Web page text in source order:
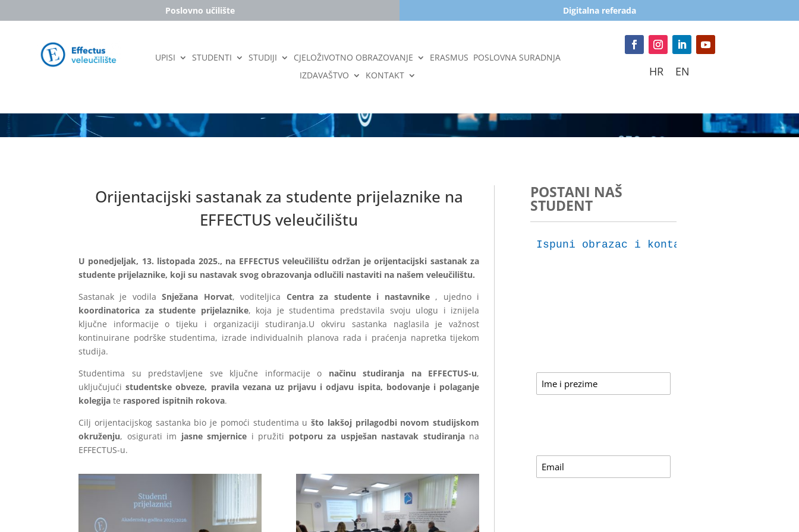
Poslovno učilište Digitalna referada
UPISI STUDENTI STUDIJI CJELOŽIVOTNO OBRAZOVANJE ERASMUS POSLOVNA SURADNJA
IZDAVAŠTVO
KONTAKT HR EN
Orijentacijski sastanak za studente prijelaznike na
EFFECTUS veleučilištu
U ponedjeljak, 13. listopada 2025., na EFFECTUS veleučilištu održan je orijentacijski sastanak za
studente prijelaznike, koji su nastavak svog obrazovanja odlučili nastaviti na našem veleučilištu.
Sastanak je vodilaSnježana Horvat, voditeljica Centra za studente i nastavnike, ujedno i
koordinatorica za studente prijelaznike, koja je studentima predstavila svoju ulogu i iznijela
ključne informacije o tijeku i organizaciji studiranja.U okviru sastanka naglasila je važnost
kontinuirane podrške studentima, izrade individualnih planova rada i praćenja napretka tijekom
studija.
Studentima su predstavljene sve ključne informacije o načinu studiranja na EFFECTUS-u,
uključujućistudentske obveze, pravila vezana uz prijavu i odjavu ispita, bodovanje i polaganje
kolegija te raspored ispitnih rokova.
Cilj orijentacijskog sastanka bio je pomoći studentima ušto lakšoj prilagodbi novom studijskom
okruženju, osigurati im jasne smjernice i pružiti potporu za uspješan nastavak studiranjana
EFFECTUS-u.
POSTANI NAŠ
STUDENT
Ispuni obrazac i kontaktirat ćemo te za